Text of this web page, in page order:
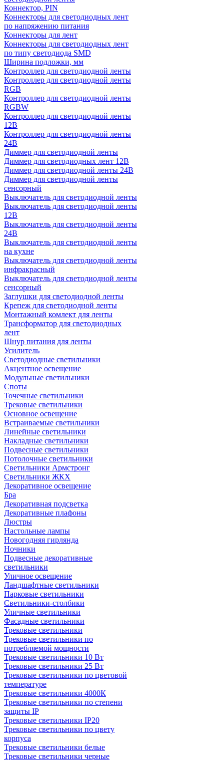
Коннектор, PIN
Коннекторы для светодиодных лент
по напряжению питания
Коннекторы для лент
Коннекторы для светодиодных лент
по типу светодиода SMD
Ширина подложки, мм
Контроллер для светодиодной ленты
Контроллер для светодиодной ленты
RGB
Контроллер для светодиодной ленты
RGBW
Контроллер для светодиодной ленты
12В
Контроллер для светодиодной ленты
24В
Диммер для светодиодной ленты
Диммер для светодиодных лент 12В
Диммер для светодиодной ленты 24В
Диммер для светодиодной ленты
сенсорный
Выключатель для светодиодной ленты
Выключатель для светодиодной ленты
12В
Выключатель для светодиодной ленты
24В
Выключатель для светодиодной ленты
на кухне
Выключатель для светодиодной ленты
инфракрасный
Выключатель для светодиодной ленты
сенсорный
Заглушки для светодиодной ленты
Крепеж для светодиодной ленты
Монтажный комлект для ленты
Трансформатор для светодиодных
лент
Шнур питания для ленты
Усилитель
Светодиодные светильники
Акцентное освещение
Модульные светильники
Споты
Точечные светильники
Трековые светильники
Основное освещение
Встраиваемые светильники
Линейные светильники
Накладные светильники
Подвесные светильники
Потолочные светильники
Светильники Армстронг
Светильники ЖКХ
Декоративное освещение
Бра
Декоративная подсветка
Декоративные плафоны
Люстры
Настольные лампы
Новогодняя гирлянда
Ночники
Подвесные декоративные
светильники
Уличное освещение
Ландшафтные светильники
Парковые светильники
Светильники-столбики
Уличные светильники
Фасадные светильники
Трековые светильники
Трековые светильники по
потребляемой мощности
Трековые светильники 10 Вт
Трековые светильники 25 Вт
Трековые светильники по цветовой
температуре
Трековые светильники 4000К
Трековые светильники по степени
защиты IP
Трековые светильники IP20
Трековые светильники по цвету
корпуса
Трековые светильники белые
Трековые светильники черные